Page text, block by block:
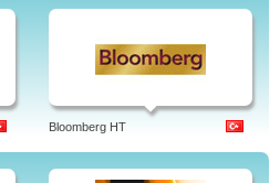
Bloomberg HT